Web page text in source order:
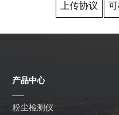
上传协议
产品中心
粉尘检测仪